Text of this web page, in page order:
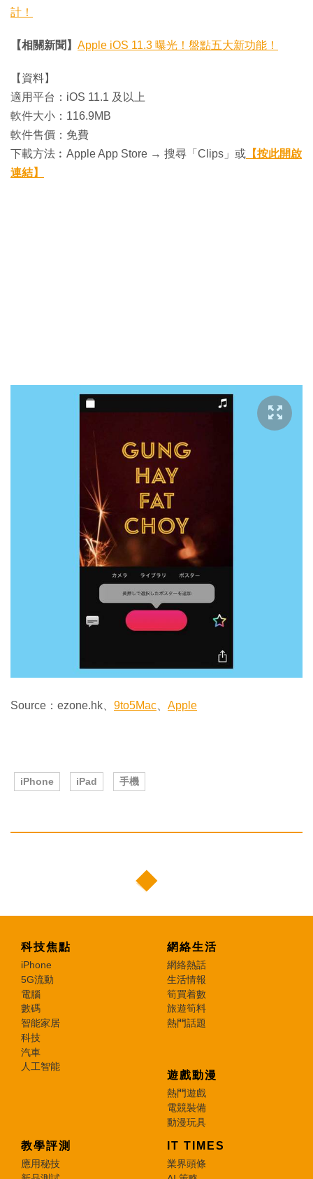
計！
【相關新聞】 Apple iOS 11.3 曝光！盤點五大新功能！
【資料】
適用平台：iOS 11.1 及以上
軟件大小：116.9MB
軟件售價：免費
下載方法︰Apple App Store → 搜尋「Clips」或 【按此開啟
連結】
Source：ezone.hk、 9to5Mac Apple
iPhone iPad 手機
科技焦點
iPhone
5G流動
電腦
數碼
智能家居
科技
汽車
人工智能
網絡生活
網絡熱話
生活情報
筍買着數
旅遊筍料
熱門話題
遊戲動漫
熱門遊戲
電競裝備
動漫玩具
教學評測
應用秘技
IT TIMES
業界頭條